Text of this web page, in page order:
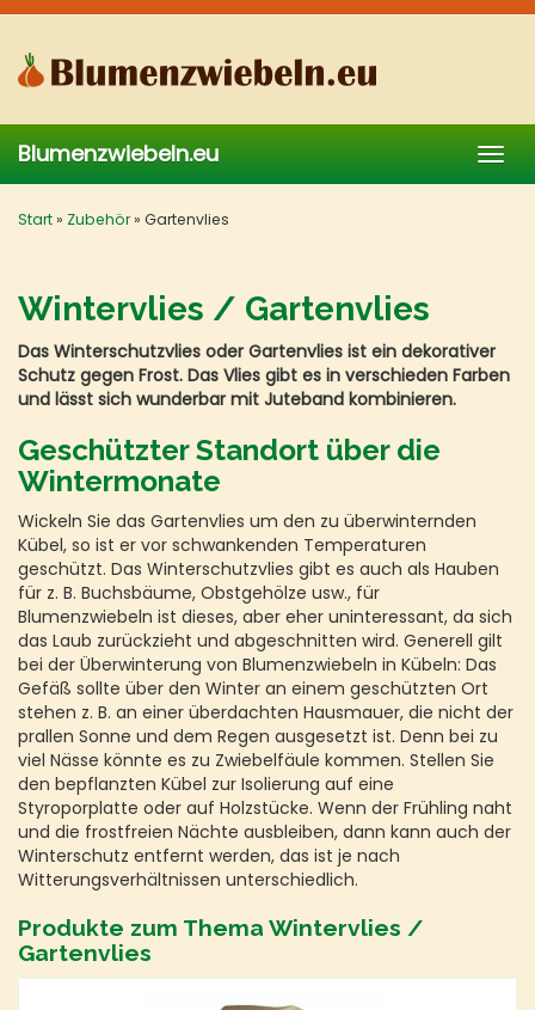
Skip
main
content
Blumenzwiebeln.eu
Start» Zubehör» Gartenvlies
Wintervlies / Gartenvlies
Das Winterschutzvlies oder Gartenvlies ist ein dekorativer
Schutz gegen Frost. Das Vlies gibt es in verschieden Farben
und lässt sich wunderbar mit Juteband kombinieren.
Geschützter Standort über die
Wintermonate
Wickeln Sie das Gartenvlies um den zu überwinternden
Kübel, so ist er vor schwankenden Temperaturen
geschützt. Das Winterschutzvlies gibt es auch als Hauben
für z. B. Buchsbäume, Obstgehölze usw., für
Blumenzwiebeln ist dieses, aber eher uninteressant, da sich
das Laub zurückzieht und abgeschnitten wird. Generell gilt
bei der Überwinterung von Blumenzwiebeln in Kübeln: Das
Gefäß sollte über den Winter an einem geschützten Ort
stehen z. B. an einer überdachten Hausmauer, die nicht der
prallen Sonne und dem Regen ausgesetzt ist. Denn bei zu
viel Nässe könnte es zu Zwiebelfäule kommen. Stellen Sie
den bepflanzten Kübel zur Isolierung auf eine
Styroporplatte oder auf Holzstücke. Wenn der Frühling naht
und die frostfreien Nächte ausbleiben, dann kann auch der
Winterschutz entfernt werden, das ist je nach
Witterungsverhältnissen unterschiedlich.
Produkte zum Thema Wintervlies /
Gartenvlies